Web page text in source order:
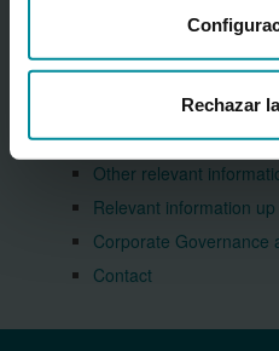
Rechazar
Financial calendar
Financial information
Group Issues
Inside information(in
Other relevant
Relevant information
Corporate Governance
Contact